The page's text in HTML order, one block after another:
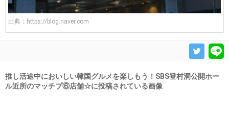
出典： https://blog.naver.com
推し活途中においしい韓国グルメを楽しもう！SBS登村洞公開ホー
ル近所のマッチプ⑥店舗☆に投稿されている画像